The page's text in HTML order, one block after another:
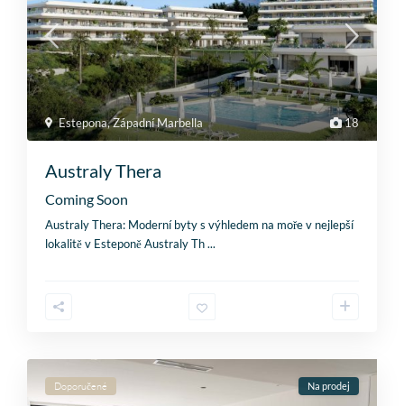
18
Estepona,Západní Marbella
Australy Thera
Coming Soon
Australy Thera: Moderní byty s výhledem na moře v nejlepší
lokalitě v Esteponě Australy Th...
Doporučené Na prodej